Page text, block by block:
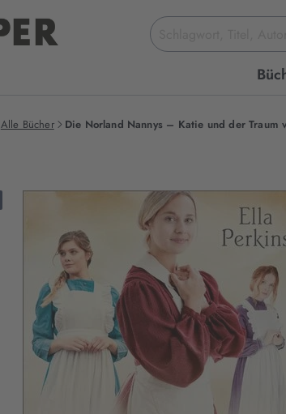
Suchbegriff
eingeben
Alle Bücher Die Norland Nannys – Katie und der Traum